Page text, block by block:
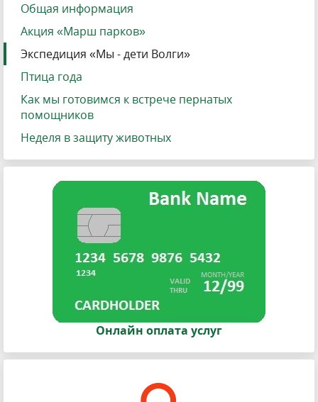
Общая информация
Акция «Марш парков»
Экспедиция «Мы - дети Волги»
Птица года
Как мы готовимся к встрече пернатых
помощников
Неделя в защиту животных
Онлайн оплата услуг